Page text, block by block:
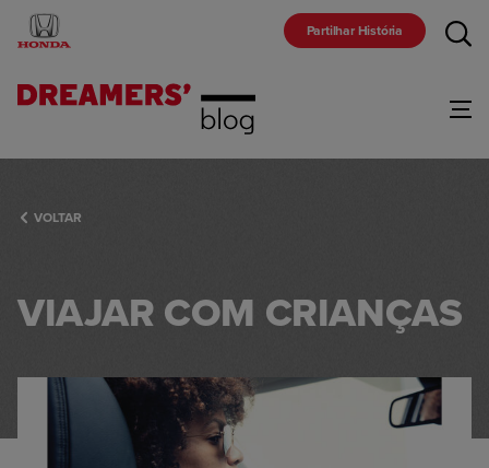
Partilhar História
Racing
VOLTAR
VIAJAR COM CRIANÇAS